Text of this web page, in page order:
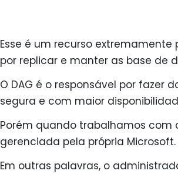
Esse é um recurso extremamente
por replicar e manter as base de
O DAG é o responsável por fazer
segura e com maior
Porém quando trabalhamos com
gerenciada pela própria Microsoft.
Em outras palavras, o